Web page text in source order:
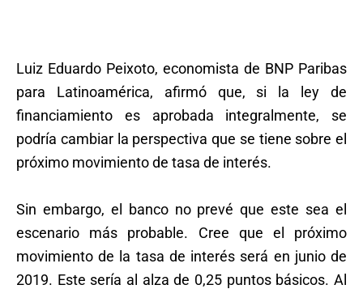
Luiz Eduardo Peixoto, economista de BNP Paribas
para Latinoamérica, afirmó que, si la ley de
financiamiento es aprobada integralmente, se
podría cambiar la perspectiva que se tiene sobre el
próximo movimiento de tasa de interés.
Sin embargo, el banco no prevé que este sea el
escenario más probable. Cree que el próximo
movimiento de la tasa de interés será en junio de
2019. Este sería al alza de 0,25 puntos básicos. Al